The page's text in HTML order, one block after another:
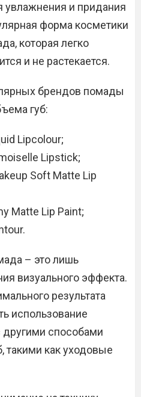
увлажнения и придания
форма косметики
которая легко
и не растекается.
брендов помады
губ:
Lipcolour;
Lipstick;
Soft Matte Lip
Matte Lip Paint;
– это лишь
визуального эффекта.
результата
использование
способами
такими как уходовые